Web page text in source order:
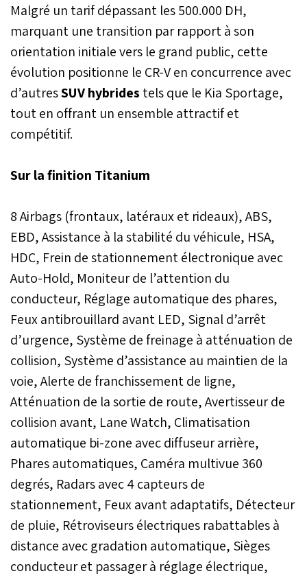
Malgré un tarif dépassant les 500.000 DH,
marquant une transition par rapport à son
orientation initiale vers le grand public, cette
évolution positionne le CR-V en concurrence avec
d’autresSUV hybrides tels que le Kia Sportage,
tout en offrant un ensemble attractif et
compétitif.
Sur la finition Titanium
8 Airbags (frontaux, latéraux et rideaux), ABS,
EBD, Assistance à la stabilité du véhicule, HSA,
HDC, Frein de stationnement électronique avec
Auto-Hold, Moniteur de l’attention du
conducteur, Réglage automatique des phares,
Feux antibrouillard avant LED, Signal d’arrêt
d’urgence, Système de freinage à atténuation de
collision, Système d’assistance au maintien de la
voie, Alerte de franchissement de ligne,
Atténuation de la sortie de route, Avertisseur de
collision avant, Lane Watch, Climatisation
automatique bi-zone avec diffuseur arrière,
Phares automatiques, Caméra multivue 360
degrés, Radars avec 4 capteurs de
stationnement, Feux avant adaptatifs, Détecteur
de pluie, Rétroviseurs électriques rabattables à
distance avec gradation automatique, Sièges
conducteur et passager à réglage électrique,